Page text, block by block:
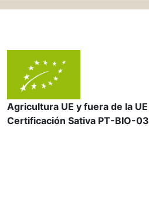
Agricultura UE y fuera de la UE
Certificación Sativa PT-BIO-03